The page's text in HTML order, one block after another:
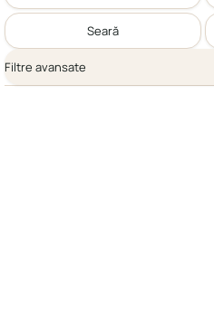
Seară
Filtre avansate